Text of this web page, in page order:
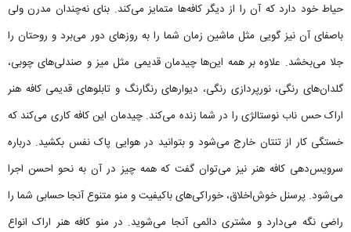
حیاط خود دارد که آن را از دیگر کافه‌ها متمایز می‌کند. بنای نه‌چندان مدرن ولی
باصفای آن نیز گویی مثل ماشین زمان شما را به روزهای دور می‌برد و روحتان را
جلا می‌بخشد. علاوه بر همه این‌ها چیدمان قدیمی مثل میز و صندلی‌های چوبی،
گلدان‌های رنگی، نورپردازی رنگی، دیوارهای رنگارنگ و تابلوهای قدیمی کافه هنر
اراک حس ناب نوستالژی را در شما زنده می‌کند. چیدمان این کافه کاری می‌کند که
خستگی کار از تنتان خارج می‌شود و بتوانید در هوایی پاک نفس بکشید. درباره
سرویس‌دهی کافه هنر نیز می‌توان گفت که همه چیز در آن به نحو احسن اجرا
می‌شود. پرسنل خوش‌اخلاق، خوراکی‌های باکیفیت و منو متنوع آنجا حسابی شما را
راضی نگه می‌دارد و مشتری دائمی آنجا می‌شوید. در منو کافه هنر اراک انواع